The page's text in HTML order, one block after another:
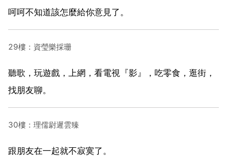
呵呵不知道該怎麼給你意見了。
29樓：資瑩樂採珊
聽歌，玩遊戲，上網，看電視『影』，吃零食，逛街，
找朋友聊。
30樓：理儒尉遲雲臻
跟朋友在一起就不寂寞了。